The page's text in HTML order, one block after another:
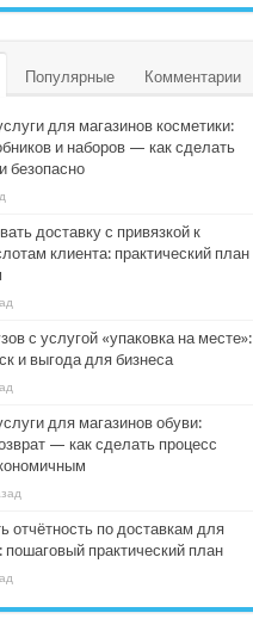
Популярные Комментарии
для магазинов косметики:
и наборов — как сделать
безопасно
доставку с привязкой к
клиента: практический план
с услугой «упаковка на месте»:
и выгода для бизнеса
для магазинов обуви:
— как сделать процесс
отчётность по доставкам для
пошаговый практический план